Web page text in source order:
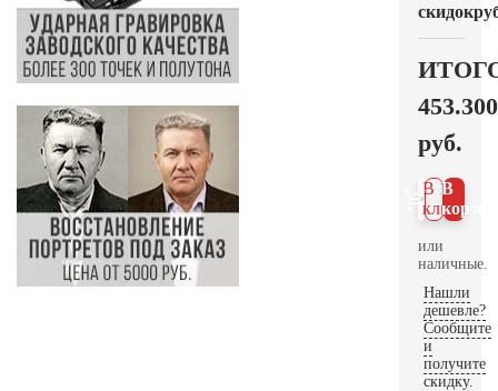
скидок
453.300
руб.
В
В 1
клик
или
наличные.
Нашли
дешевле?
Сообщите
и
получите
скидку.